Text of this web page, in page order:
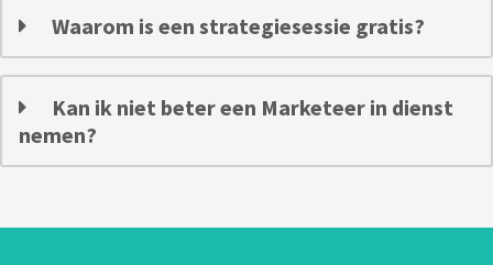
Waarom is een strategiesessie gratis?
Kan ik niet beter een Marketeer in dienst
nemen?